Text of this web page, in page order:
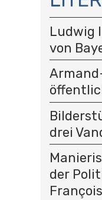
V
I
G
A
T
I
O
N
Ludwig
von
drei
der